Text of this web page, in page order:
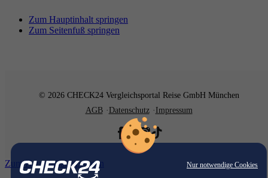
Nur notwendige Cookies
Zum Hauptinhalt springen
Zum Seitenfuß springen
© 2026 CHECK24 Vergleichsportal Reise GmbH München
AGB
Datenschutz Impressum
Zum Hauptinhalt springen